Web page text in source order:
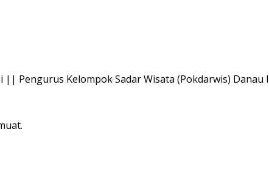
|| Pengurus Kelompok Sadar Wisata (Pokdarwis) Danau